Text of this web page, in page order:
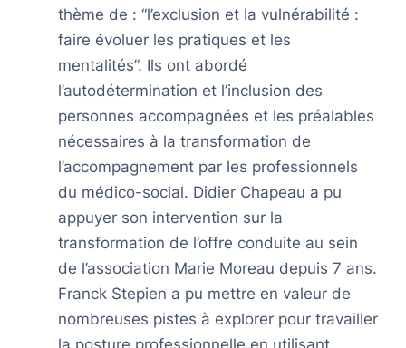
thème de : “l’exclusion et la vulnérabilité :
faire évoluer les pratiques et les
mentalités”. Ils ont abordé
l’autodétermination et l’inclusion des
personnes accompagnées et les préalables
nécessaires à la transformation de
l’accompagnement par les professionnels
du médico-social. Didier Chapeau a pu
appuyer son intervention sur la
transformation de l’offre conduite au sein
de l’association Marie Moreau depuis 7 ans.
Franck Stepien a pu mettre en valeur de
nombreuses pistes à explorer pour travailler